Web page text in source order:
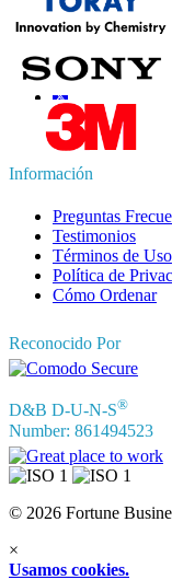
Conéctate con nosotros
Información
Preguntas
Testimonios
Términos de Uso
Política de
Cómo Ordenar
Reconocido Por
D&B D-U-N-S®
Number: 861494523
© 2026 Fortune
×
Usamos cookies.